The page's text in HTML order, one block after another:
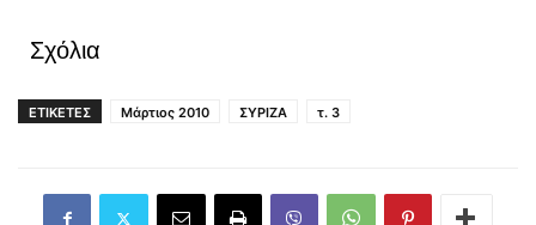
Σχόλια
ΕΤΙΚΕΤΕΣ Μάρτιος 2010 ΣΥΡΙΖΑ τ. 3